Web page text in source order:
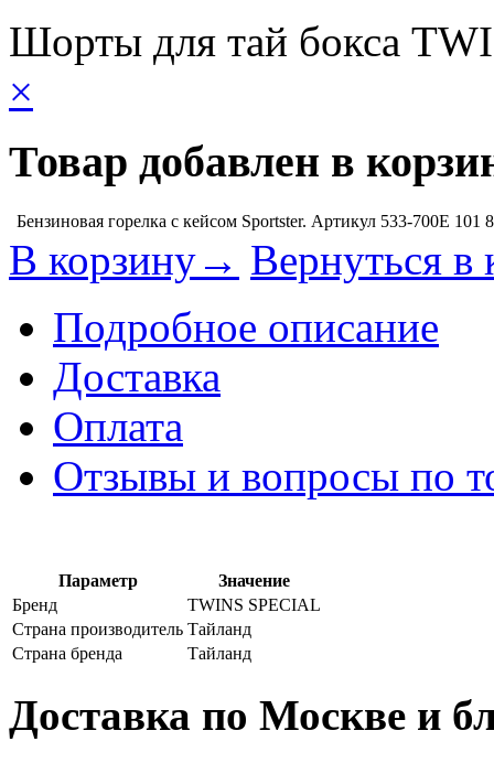
Шорты для тай бокса
×
Товар добавлен в
Бензиновая горелка с кейсом Sportster. Артикул 533-700E 101
В корзину→ Вернуться в
Подробное описание
Доставка
Оплата
Отзывы и вопросы по
Параметр
Значение
Бренд
TWINS SPECIAL
Страна производитель Тайланд
Страна бренда
Тайланд
Доставка по Москве и